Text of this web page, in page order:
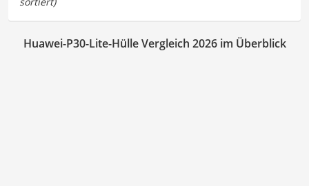
Huawei-P30-Lite-Hülle Vergleich 2026 im Überblick